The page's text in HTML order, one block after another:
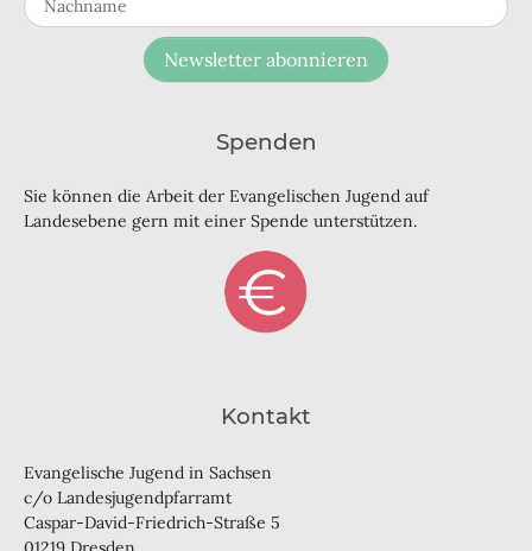
Newsletter abonnieren
Spenden
Sie können die Arbeit der Evangelischen Jugend auf
Landesebene gern mit einer Spende unterstützen.
Kontakt
Evangelische Jugend in Sachsen
c/o Landesjugendpfarramt
Caspar-David-Friedrich-Straße 5